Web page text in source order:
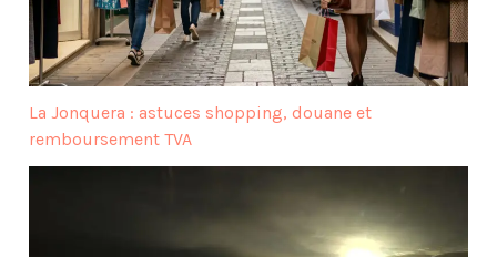
La Jonquera : astuces shopping, douane et
remboursement TVA